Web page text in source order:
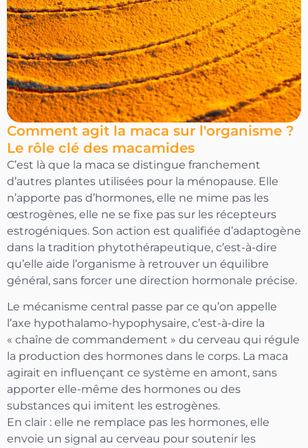
Comment agit la maca sur l'organisme ?
Le rôle clé des macamides
C’est là que la maca se distingue franchement
d’autres plantes utilisées pour la ménopause. Elle
n’apporte pas d’hormones, elle ne mime pas les
œstrogènes, elle ne se fixe pas sur les récepteurs
estrogéniques. Son action est qualifiée d’adaptogène
dans la tradition phytothérapeutique, c’est-à-dire
qu’elle aide l’organisme à retrouver un équilibre
général, sans forcer une direction hormonale précise.
Le mécanisme central passe par ce qu’on appelle
l’axe hypothalamo-hypophysaire, c’est-à-dire la
« chaîne de commandement » du cerveau qui régule
la production des hormones dans le corps. La maca
agirait en influençant ce système en amont, sans
apporter elle-même des hormones ou des
substances qui imitent les estrogènes.
En clair : elle ne remplace pas les hormones, elle
envoie un signal au cerveau pour soutenir les